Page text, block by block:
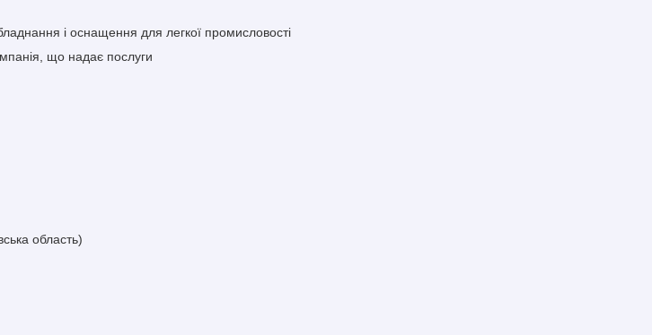
і оснащення для легкої промисловості
що надає послуги
область)